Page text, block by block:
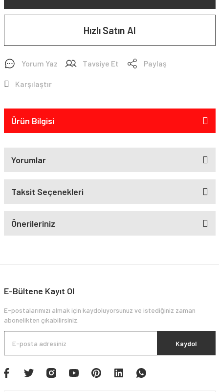
Hızlı Satın Al
Yorum Yaz Tavsiye Et Paylaş
Karşılaştır
Ürün Bilgisi
Yorumlar
Taksit Seçenekleri
Önerileriniz
E-Bültene Kayıt Ol
E-postalarımızı almak için kaydoluyorsunuz ve istediğiniz zaman
abonelikten çıkabilirsiniz.
Kaydol